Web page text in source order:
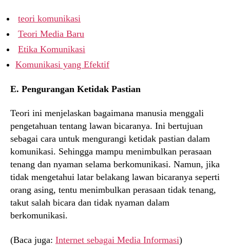
teori komunikasi
Teori Media Baru
Etika Komunikasi
Komunikasi yang Efektif
E. Pengurangan Ketidak Pastian
Teori ini menjelaskan bagaimana manusia menggali
pengetahuan tentang lawan bicaranya. Ini bertujuan
sebagai cara untuk mengurangi ketidak pastian dalam
komunikasi. Sehingga mampu menimbulkan perasaan
tenang dan nyaman selama berkomunikasi. Namun, jika
tidak mengetahui latar belakang lawan bicaranya seperti
orang asing, tentu menimbulkan perasaan tidak tenang,
takut salah bicara dan tidak nyaman dalam
berkomunikasi.
(Baca juga: Internet sebagai Media Informasi)